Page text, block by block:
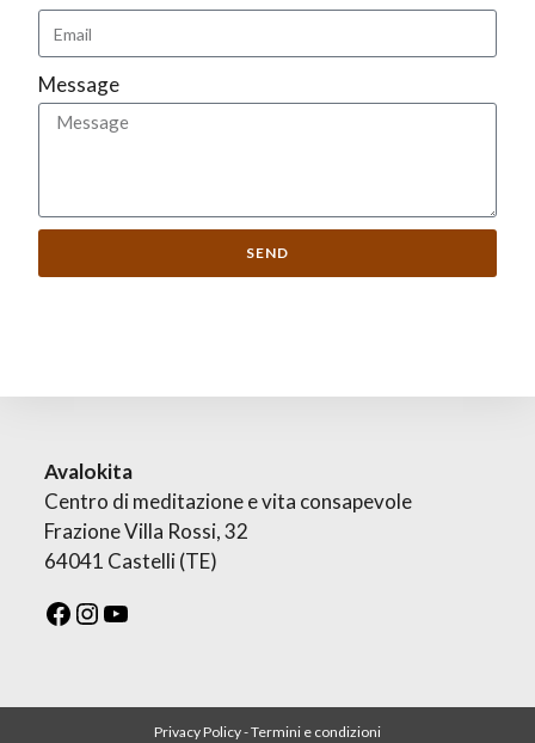
Message
SEND
Avalokita
Centro di meditazione e vita consapevole
Frazione Villa Rossi, 32
64041 Castelli (TE)
Privacy Policy-Termini e condizioni